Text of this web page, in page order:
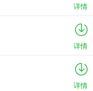
详情
详情
详情